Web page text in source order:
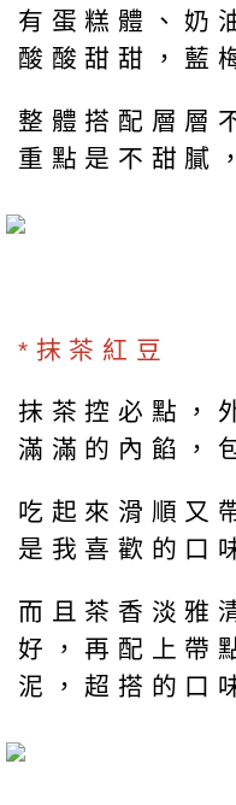
有蛋糕體、奶
酸酸甜甜，藍
整體搭配層層
重點是不甜膩
*抹茶紅豆
抹茶控必點，
滿滿的內餡，
吃起來滑順又
是我喜歡的口
而且茶香淡雅
好，再配上帶
泥，超搭的口